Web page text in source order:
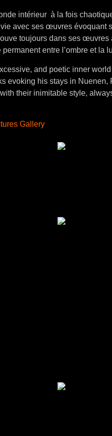
intérieur à la fois
avec ses œuvres évoquant
toujours dans ses œuvres
entre l’ombre et la
and poetic inner
evoking his stays in Nuenen,
their inimitable style,
Gallery